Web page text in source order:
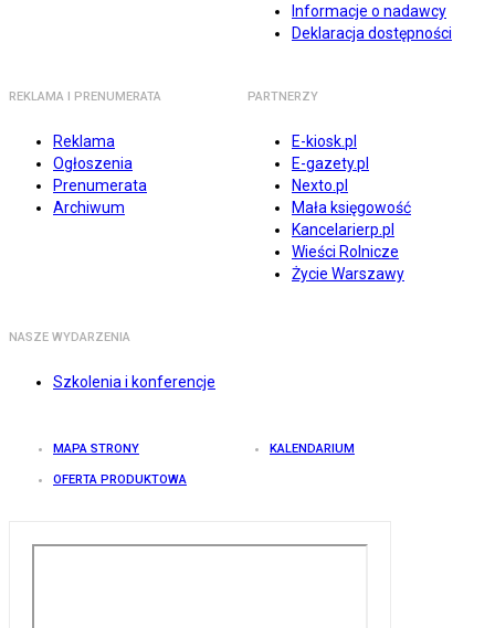
Informacje o nadawcy
Deklaracja dostępności
REKLAMA I PRENUMERATA
Reklama
Ogłoszenia
Prenumerata
Archiwum
PARTNERZY
E-kiosk.pl
E-gazety.pl
Nexto.pl
Mała księgowość
Kancelarierp.pl
Wieści Rolnicze
Życie Warszawy
NASZE WYDARZENIA
Szkolenia i konferencje
MAPA STRONY KALENDARIUM
OFERTA PRODUKTOWA